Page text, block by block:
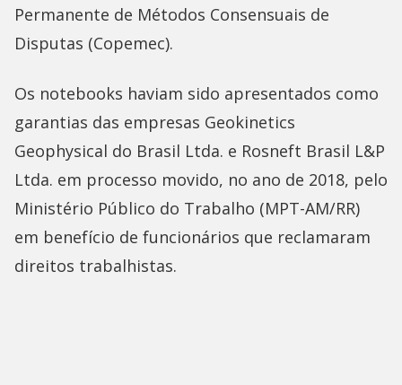
Permanente de Métodos Consensuais de
Disputas (Copemec).
Os notebooks haviam sido apresentados como
garantias das empresas Geokinetics
Geophysical do Brasil Ltda. e Rosneft Brasil L&P
Ltda. em processo movido, no ano de 2018, pelo
Ministério Público do Trabalho (MPT-AM/RR)
em benefício de funcionários que reclamaram
direitos trabalhistas.